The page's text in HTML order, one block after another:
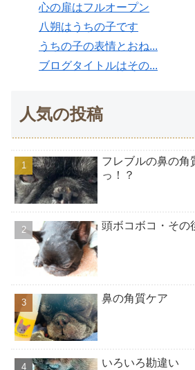
心の扉はフルオープン
八朔はうちの子です
うちの子の表情とおね...
ブログタイトルはその...
人気の投稿
フレブルの鼻の角
っ！？
頭ボコボコ・その
鼻の角質ケア
いろいろ勘違い